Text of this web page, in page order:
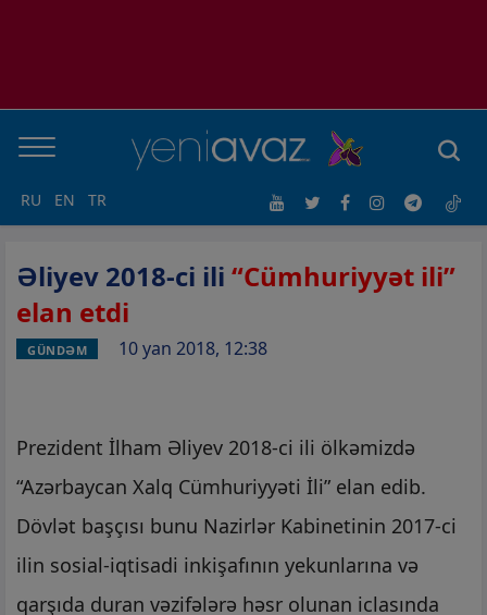
RU EN TR
Əliyev 2018-ci ili “Cümhuriyyət ili”
elan etdi
GÜNDƏM 10 yan 2018, 12:38
Prezident İlham Əliyev 2018-ci ili ölkəmizdə
“Azərbaycan Xalq Cümhuriyyəti İli” elan edib.
Dövlət başçısı bunu Nazirlər Kabinetinin 2017-ci
ilin sosial-iqtisadi inkişafının yekunlarına və
qarşıda duran vəzifələrə həsr olunan iclasında